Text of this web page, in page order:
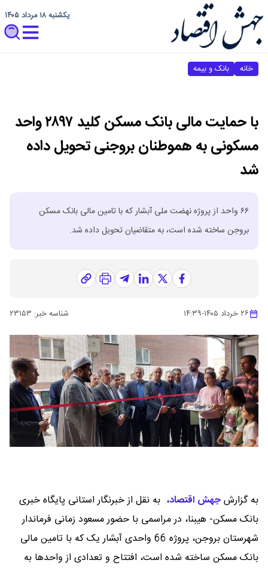
یکشنبه ۱۸ مرداد ۱۴۰۵
خانه بانک و بیمه
با حمایت مالی بانک مسکن کلید ۲۸۹۷ واحد
مسکونی به هموطنان بروجنی تحویل داده
شد
۶۶ واحد از پروژه نهضت ملی آبشار که با تامین مالی بانک مسکن
بروجن ساخته شده است، به متقاضیان تحویل داده شد.
۲۶ خرداد ۱۴۰۵ -۱۴:۳۹ شناسه خبر: ۲۳۱۵۳
به گزارشجهش اقتصاد، به نقل از خبرنگار استانی پایگاه خبری
بانک مسکن- هیبنا، در مراسمی با حضور مسعود زمانی فرماندار
شهرستان بروجن، پروژه 66 واحدی آبشار یک که با تامین مالی
بانک مسکن ساخته شده است، افتتاح و تعدادی از واحدها به